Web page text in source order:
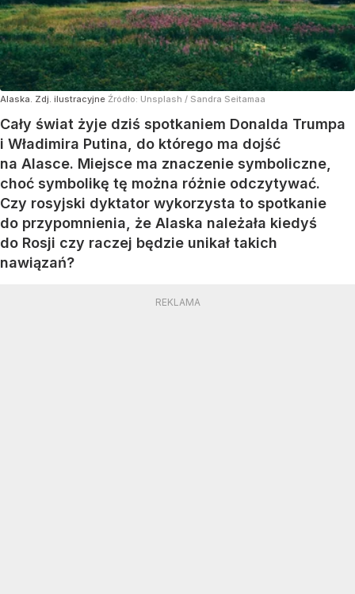
Alaska. Zdj. ilustracyjne Źródło: Unsplash / Sandra Seitamaa
Cały świat żyje dziś spotkaniem Donalda Trumpa
i Władimira Putina, do którego ma dojść
na Alasce. Miejsce ma znaczenie symboliczne,
choć symbolikę tę można różnie odczytywać.
Czy rosyjski dyktator wykorzysta to spotkanie
do przypomnienia, że Alaska należała kiedyś
do Rosji czy raczej będzie unikał takich
nawiązań?